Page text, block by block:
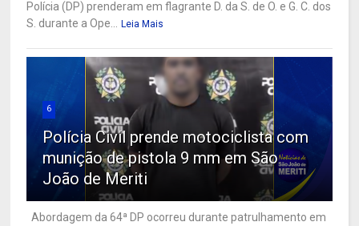
Polícia (DP) prenderam em flagrante D. da S. de O. e G. C. dos
S. durante a Ope... Leia Mais
6
Polícia Civil prende motociclista com
munição de pistola 9 mm em São
João de Meriti
Abordagem da 64ª DP ocorreu durante patrulhamento em